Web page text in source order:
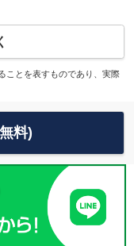
ことを表すものであり、実際
料)